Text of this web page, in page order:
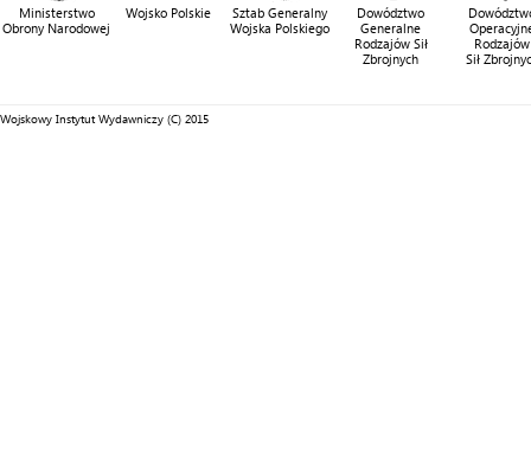
Ministerstwo
Obrony Narodowej
Wojsko Polskie
Sztab Generalny
Wojska Polskiego
Dowództwo
Generalne
Rodzajów Sił
Zbrojnych
Rodzajów
Sił
Wojskowy Instytut Wydawniczy (C) 2015